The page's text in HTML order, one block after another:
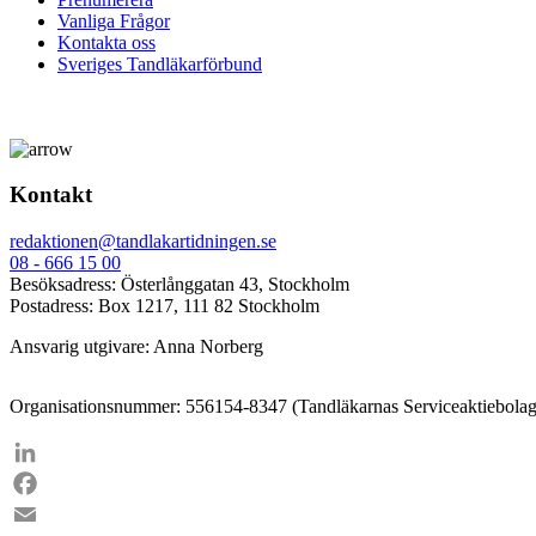
Vanliga Frågor
Kontakta oss
Sveriges Tandläkarförbund
Kontakt
redaktionen@tandlakartidningen.se
08 - 666 15 00
Besöksadress: Österlånggatan 43, Stockholm
Postadress: Box 1217, 111 82 Stockholm
Ansvarig utgivare: Anna Norberg
Organisationsnummer: 556154-8347 (Tandläkarnas
LinkedIn
Facebook